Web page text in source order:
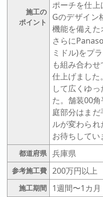
施工の
ポイント
ポーチを仕
Gのデザイン
機能を備えた
さらに
ミドル)をプ
も組み合わ
仕上げました
して広くゆ
た。舗装00
庭部分はま
ルが変わら
お待ちしてい
都道府県 兵庫県
参考施工費 200万円以上
施工期間 1週間〜1カ月